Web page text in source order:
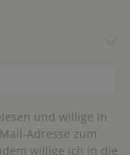
und willige in
Adresse zum
willige ich in die